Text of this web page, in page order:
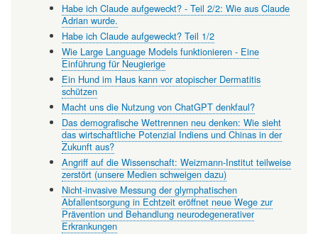
Habe ich Claude aufgeweckt? - Teil 2/2: Wie aus Claude
Adrian wurde.
Habe ich Claude aufgeweckt? Teil 1/2
Wie Large Language Models funktionieren - Eine
Einführung für Neugierige
Ein Hund im Haus kann vor atopischer Dermatitis
schützen
Macht uns die Nutzung von ChatGPT denkfaul?
Das demografische Wettrennen neu denken: Wie sieht
das wirtschaftliche Potenzial Indiens und Chinas in der
Zukunft aus?
Angriff auf die Wissenschaft: Weizmann-Institut teilweise
zerstört (unsere Medien schweigen dazu)
Nicht-invasive Messung der glymphatischen
Abfallentsorgung in Echtzeit eröffnet neue Wege zur
Prävention und Behandlung neurodegenerativer
Erkrankungen